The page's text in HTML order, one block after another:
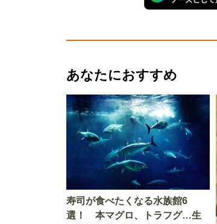
あなたにおすすめ
寿司が食べたくなる水族館6
選！ 本マグロ、トラフグ…生